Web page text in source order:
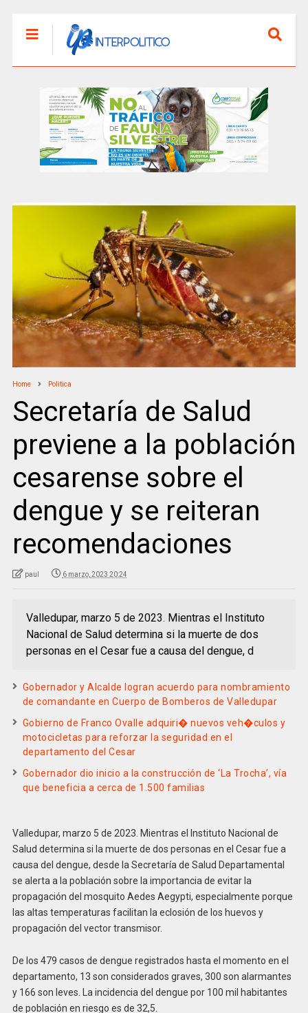
Home Politica
Secretaría de Salud
previene a la población
cesarense sobre el
dengue y se reiteran
recomendaciones
paul 6 marzo, 2023 20:24
Valledupar, marzo 5 de 2023. Mientras el Instituto
Nacional de Salud determina si la muerte de dos
personas en el Cesar fue a causa del dengue, d
Gobernador y Alcalde logran acuerdo para nombramiento
de comandante en Cuerpo de Bomberos de Valledupar
Gobierno de Franco Ovalle adquiri� nuevos veh�culos y
motocicletas para reforzar la seguridad en el
departamento del Cesar
Gobernador dio inicio a la construcción de ‘La Trocha’, vía
que beneficia a cerca de 1.500 familias
Valledupar, marzo 5 de 2023. Mientras el Instituto Nacional de
Salud determina si la muerte de dos personas en el Cesar fue a
causa del dengue, desde la Secretaría de Salud Departamental
se alerta a la población sobre la importancia de evitar la
propagación del mosquito Aedes Aegypti, especialmente porque
las altas temperaturas facilitan la eclosión de los huevos y
propagación del vector transmisor.
De los 479 casos de dengue registrados hasta el momento en el
departamento, 13 son considerados graves, 300 son alarmantes
y 166 son leves. La incidencia del dengue por 100 mil habitantes
de población en riesgo es de 32,5.